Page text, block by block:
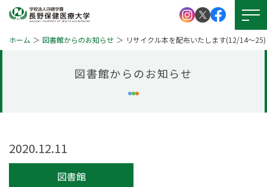
資料請求
キャンパスライフ
就職・資格
ホーム 図書館からのお知らせ リサイクル本を配布いたします(12/14～25)
図書館からのお知らせ
2020.12.11
図書館